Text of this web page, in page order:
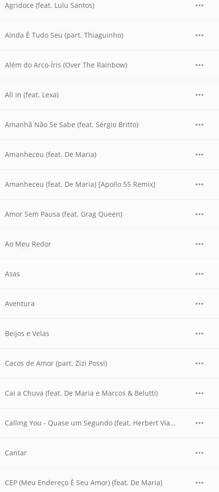
Agridoce (feat. Lulu Santos)
Ainda É Tudo Seu (part. Thiaguinho)
Além do Arco-Íris (Over The Rainbow)
All In (feat. Lexa)
Amanhã Não Se Sabe (feat. Sérgio Britto)
Amanheceu (feat. De Maria)
Amanheceu (feat. De Maria) [Apollo 55 Remix]
Amor Sem Pausa (feat. Grag Queen)
Ao Meu Redor
Asas
Aventura
Beijos e Velas
Cacos de Amor (part. Zizi Possi)
Cai a Chuva (feat. De Maria e Marcos & Belutti)
Calling You - Quase um Segundo (feat. Herbert Vianna) [Ao Vivo]
Cantar
CEP (Meu Endereço É Seu Amor) (feat. De Maria)